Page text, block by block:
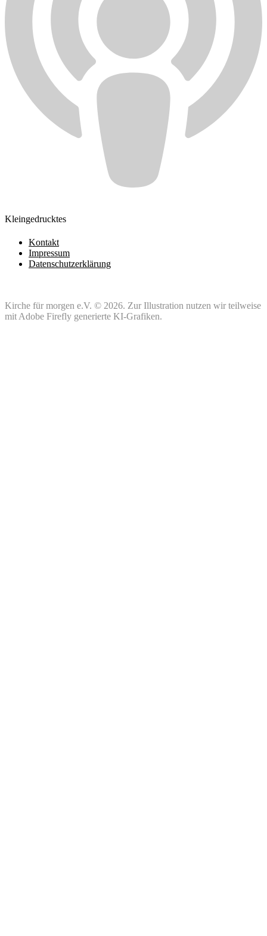
Kleingedrucktes
Kontakt
Impressum
Datenschutzerklärung
Kirche für morgen e.V. © 2026. Zur Illustration nutzen wir teilweise
mit Adobe Firefly generierte KI-Grafiken.